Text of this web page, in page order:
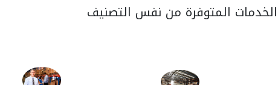
الخدمات المتوفرة من نفس التصنيف